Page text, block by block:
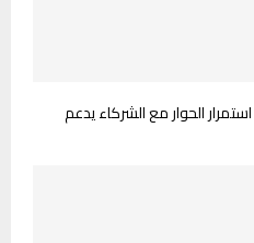
الحوار مع الشركاء يدعم